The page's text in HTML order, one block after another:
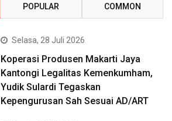
POPULAR COMMON
Selasa, 28 Juli 2026
Koperasi Produsen Makarti Jaya
Kantongi Legalitas Kemenkumham,
Yudik Sulardi Tegaskan
Kepengurusan Sah Sesuai AD/ART